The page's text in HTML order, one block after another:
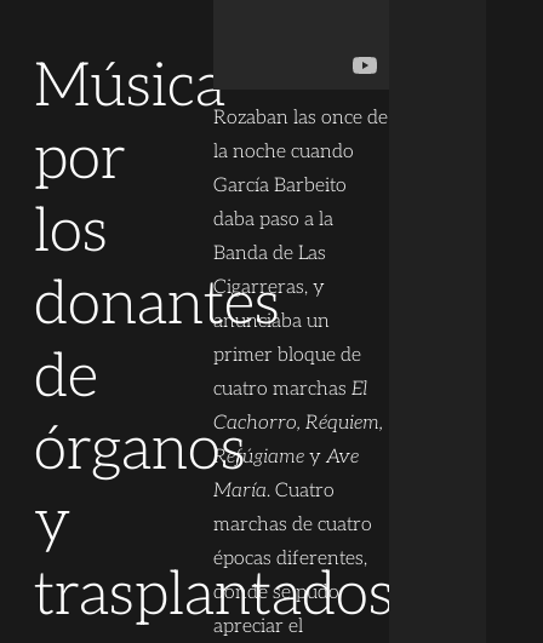
Música
por
los
donantes
de
órganos
y
trasplantados
Rozaban las once de
la noche cuando
García Barbeito
daba paso a la
Banda de Las
Cigarreras, y
anunciaba un
primer bloque de
cuatro marchasEl
Cachorro, Réquiem,
Refúgiame yAve
María. Cuatro
marchas de cuatro
épocas diferentes,
donde se pudo
apreciar el